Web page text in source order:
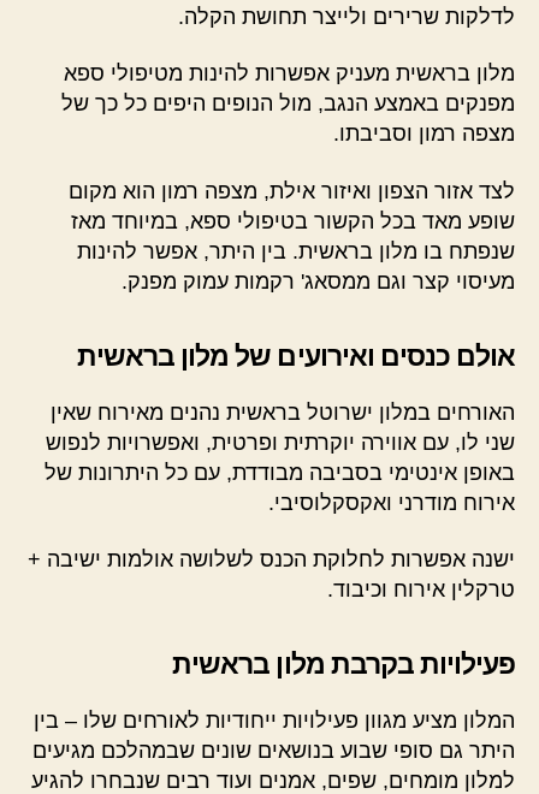
לדלקות שרירים ולייצר תחושת הקלה.
מלון בראשית מעניק אפשרות להינות מטיפולי ספא
מפנקים באמצע הנגב, מול הנופים היפים כל כך של
מצפה רמון וסביבתו.
לצד אזור הצפון ואיזור אילת, מצפה רמון הוא מקום
שופע מאד בכל הקשור בטיפולי ספא, במיוחד מאז
שנפתח בו מלון בראשית. בין היתר, אפשר להינות
מעיסוי קצר וגם ממסאג' רקמות עמוק מפנק.
אולם כנסים ואירועים של מלון בראשית
האורחים במלון ישרוטל בראשית נהנים מאירוח שאין
שני לו, עם אווירה יוקרתית ופרטית, ואפשרויות לנפוש
באופן אינטימי בסביבה מבודדת, עם כל היתרונות של
אירוח מודרני ואקסקלוסיבי.
ישנה אפשרות לחלוקת הכנס לשלושה אולמות ישיבה +
טרקלין אירוח וכיבוד.
פעילויות בקרבת מלון בראשית
המלון מציע מגוון פעילויות ייחודיות לאורחים שלו – בין
היתר גם סופי שבוע בנושאים שונים שבמהלכם מגיעים
למלון מומחים, שפים, אמנים ועוד רבים שנבחרו להגיע